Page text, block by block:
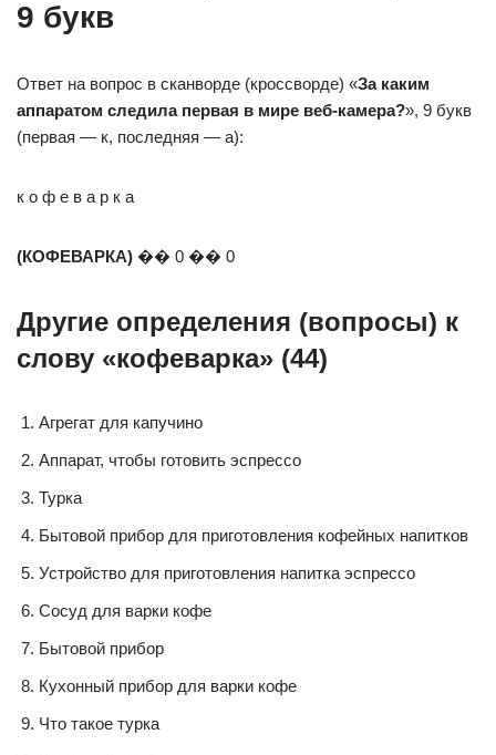
9 букв
Ответ на вопрос в сканворде (кроссворде) «За каким
аппаратом следила первая в мире веб-камера?», 9 букв
(первая — к, последняя — а):
к о ф е в а р к а
(КОФЕВАРКА) �� 0 �� 0
Другие определения (вопросы) к
слову «кофеварка» (44)
Агрегат для капучино
Аппарат, чтобы готовить эспрессо
Турка
Бытовой прибор для приготовления кофейных напитков
Устройство для приготовления напитка эспрессо
Сосуд для варки кофе
Бытовой прибор
Кухонный прибор для варки кофе
Что такое турка